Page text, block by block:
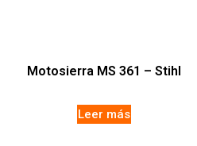
Motosierra MS 361 – Stihl
Leer más